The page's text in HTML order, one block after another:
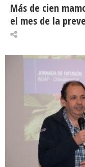
Más de cien
el mes de la